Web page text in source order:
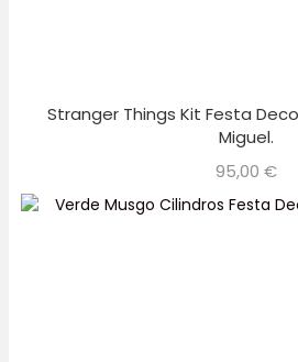
Stranger Things Kit Festa
Miguel.
95,00 €